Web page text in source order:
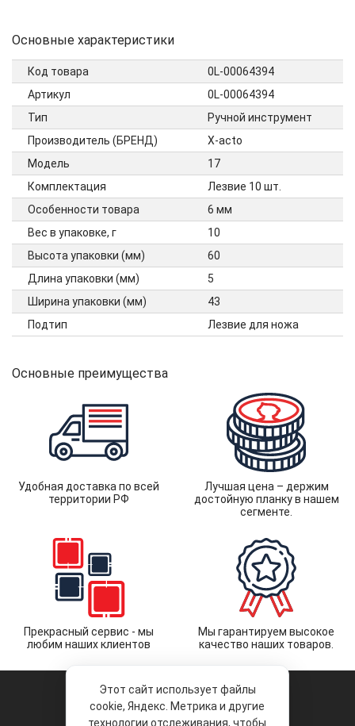
Основные характеристики
Код товара
0L-00064394
Артикул
0L-00064394
Тип
Ручной инструмент
Производитель (БРЕНД)
X-acto
Модель
17
Комплектация
Лезвие 10 шт.
Особенности товара
6 мм
Вес в упаковке, г
10
Высота упаковки (мм)
60
Длина упаковки (мм)
5
Ширина упаковки (мм)
43
Подтип
Лезвие для ножа
Основные преимущества
Удобная доставка по всей
территории РФ
Лучшая цена – держим
достойную планку в нашем
сегменте.
Прекрасный сервис - мы
любим наших клиентов
Мы гарантируем высокое
качество наших товаров.
Этот сайт использует файлы
cookie, Яндекс. Метрика и другие
технологии отслеживания, чтобы